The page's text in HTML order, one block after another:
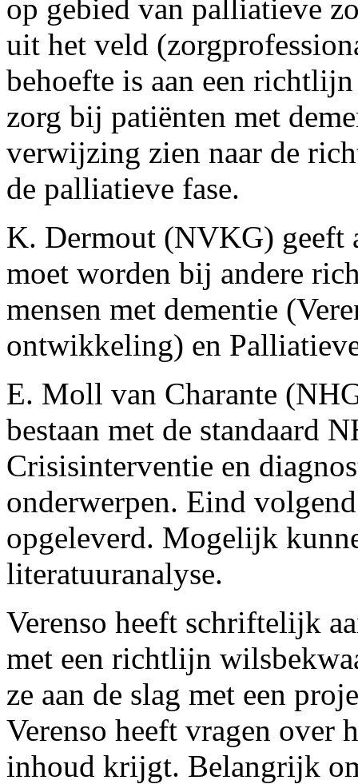
op gebied van palliatieve
uit het veld
behoefte is aan een
zorg bij patiënten met
verwijzing zien naar de
de palliatieve fase.
K. Dermout (NVKG) geeft
moet worden bij andere
mensen met dementie
ontwikkeling) en
E. Moll van Charante
bestaan met de standaard
Crisisinterventie en
onderwerpen. Eind
opgeleverd. Mogelijk
literatuuranalyse.
Verenso heeft schriftelijk
met een richtlijn
ze aan de slag met een
Verenso heeft vragen over
inhoud krijgt. Belangrijk